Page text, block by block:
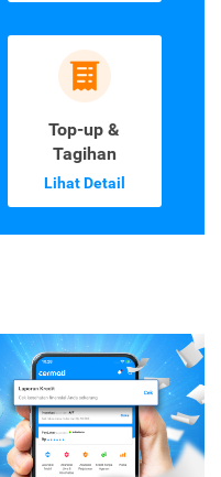
Top-up &
Tagihan
Lihat Detail